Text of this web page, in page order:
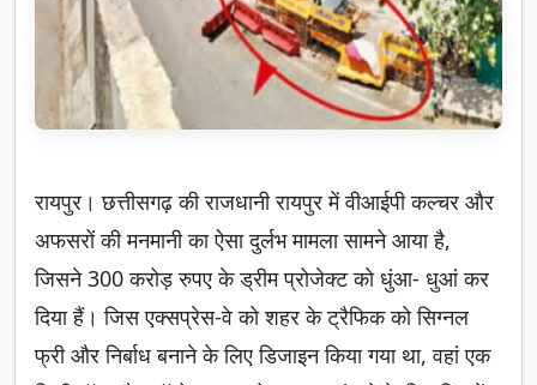
रायपुर। छत्तीसगढ़ की राजधानी रायपुर में वीआईपी कल्चर और
अफसरों की मनमानी का ऐसा दुर्लभ मामला सामने आया है,
जिसने 300 करोड़ रुपए के ड्रीम प्रोजेक्ट को धुंआ- धुआं कर
दिया हैं। जिस एक्सप्रेस-वे को शहर के ट्रैफिक को सिग्नल
फ्री और निर्बाध बनाने के लिए डिजाइन किया गया था, वहां एक